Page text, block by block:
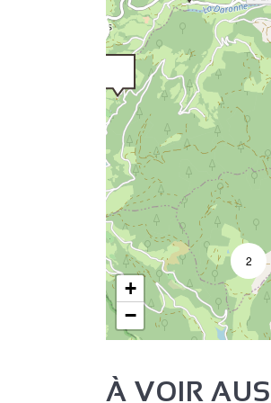
2
+
−
À VOIR